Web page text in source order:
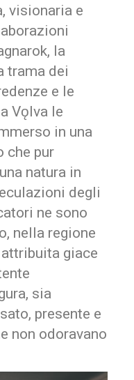
visionaria e
la
trama dei
e le
Vǫlva le
in una
che pur
natura in
degli
ne sono
nella regione
giace
sia
presente e
non odoravano